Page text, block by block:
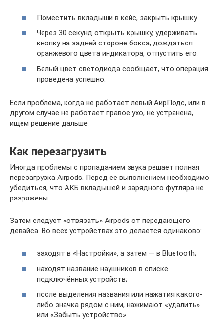
Поместить вкладыши в кейс, закрыть крышку.
Через 30 секунд открыть крышку, удерживать
кнопку на задней стороне бокса, дождаться
оранжевого цвета индикатора, отпустить его.
Белый цвет светодиода сообщает, что операция
проведена успешно.
Если проблема, когда не работает левый АирПодс, или в
другом случае не работает правое ухо, не устранена,
ищем решение дальше.
Как перезагрузить
Иногда проблемы с пропаданием звука решает полная
перезагрузка Airpods. Перед её выполнением необходимо
убедиться, что АКБ вкладышей и зарядного футляра не
разряжены.
Затем следует «отвязать» Airpods от передающего
девайса. Во всех устройствах это делается одинаково:
заходят в «Настройки», а затем — в Bluetooth;
находят название наушников в списке
подключённых устройств;
после выделения названия или нажатия какого-
либо значка рядом с ним, нажимают «удалить»
или «Забыть устройство».